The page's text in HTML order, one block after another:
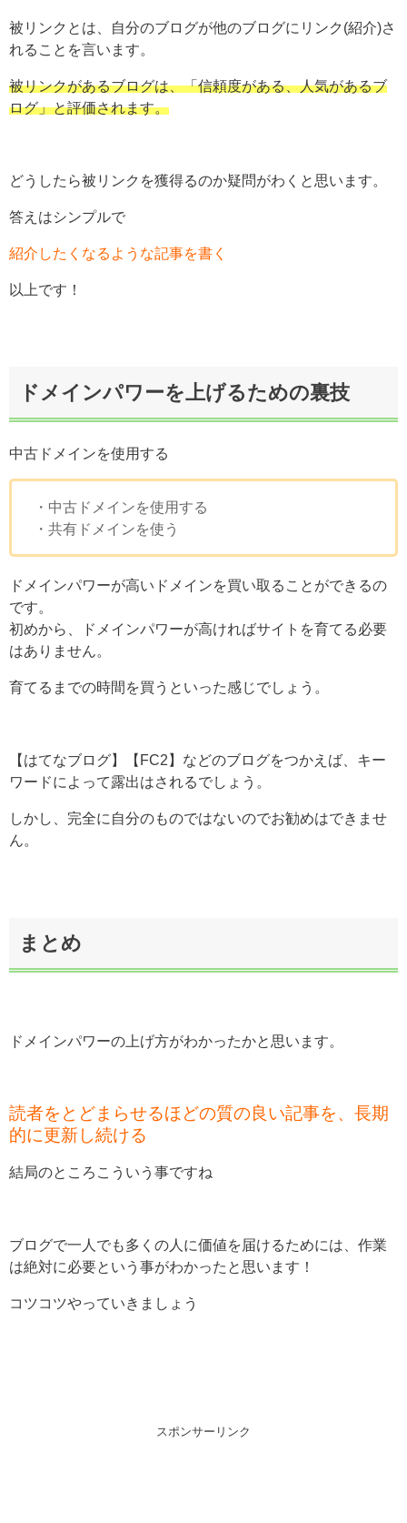
被リンクとは、自分のブログが他のブログにリンク(紹介)さ
れることを言います。
被リンクがあるブログは、「信頼度がある、人気があるブ
ログ」と評価されます。
どうしたら被リンクを獲得るのか疑問がわくと思います。
答えはシンプルで
紹介したくなるような記事を書く
以上です！
ドメインパワーを上げるための裏技
中古ドメインを使用する
・中古ドメインを使用する
・共有ドメインを使う
ドメインパワーが高いドメインを買い取ることができるの
です。
初めから、ドメインパワーが高ければサイトを育てる必要
はありません。
育てるまでの時間を買うといった感じでしょう。
【はてなブログ】【FC2】などのブログをつかえば、キー
ワードによって露出はされるでしょう。
しかし、完全に自分のものではないのでお勧めはできませ
ん。
まとめ
ドメインパワーの上げ方がわかったかと思います。
読者をとどまらせるほどの質の良い記事を、長期
的に更新し続ける
結局のところこういう事ですね
ブログで一人でも多くの人に価値を届けるためには、作業
は絶対に必要という事がわかったと思います！
コツコツやっていきましょう
スポンサーリンク